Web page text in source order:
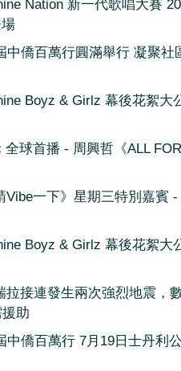
Nation 新一代歌唱大賽
中僑百萬行圓滿舉行 凝聚社
Boyz & Girlz 幕後花絮大
全球首播 - 周興哲《ALL FOR
Vibe一下》星期三特別嘉賓
Boyz & Girlz 幕後花絮大
拉接連發生兩次強烈地震，
助
中僑百萬行 7月19日士丹利